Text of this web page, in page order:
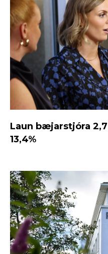
Laun bæjarstjóra
13,4%